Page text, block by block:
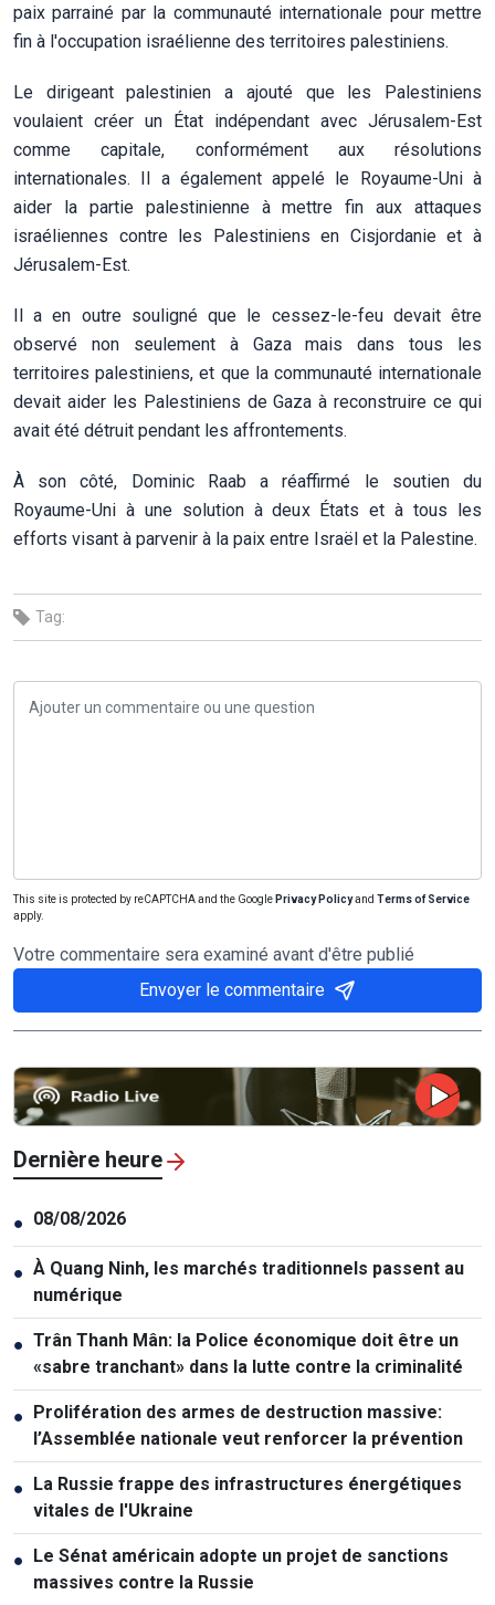
paix parrainé par la communauté internationale pour mettre
fin à l'occupation israélienne des territoires palestiniens.
Le dirigeant palestinien a ajouté que les Palestiniens
voulaient créer un État indépendant avec Jérusalem-Est
comme capitale, conformément aux résolutions
internationales. Il a également appelé le Royaume-Uni à
aider la partie palestinienne à mettre fin aux attaques
israéliennes contre les Palestiniens en Cisjordanie et à
Jérusalem-Est.
Il a en outre souligné que le cessez-le-feu devait être
observé non seulement à Gaza mais dans tous les
territoires palestiniens, et que la communauté internationale
devait aider les Palestiniens de Gaza à reconstruire ce qui
avait été détruit pendant les affrontements.
À son côté, Dominic Raab a réaffirmé le soutien du
Royaume-Uni à une solution à deux États et à tous les
efforts visant à parvenir à la paix entre Israël et la Palestine.
Tag:
This site is protected by reCAPTCHA and the Google Privacy Policyand Terms of Service
apply.
Votre commentaire sera examiné avant d'être publié
Envoyer le commentaire
Dernière heure
● 08/08/2026
● À Quang Ninh, les marchés traditionnels passent au
numérique
● Trân Thanh Mân: la Police économique doit être un
«sabre tranchant» dans la lutte contre la criminalité
● Prolifération des armes de destruction massive:
l’Assemblée nationale veut renforcer la prévention
● La Russie frappe des infrastructures énergétiques
vitales de l'Ukraine
● Le Sénat américain adopte un projet de sanctions
massives contre la Russie